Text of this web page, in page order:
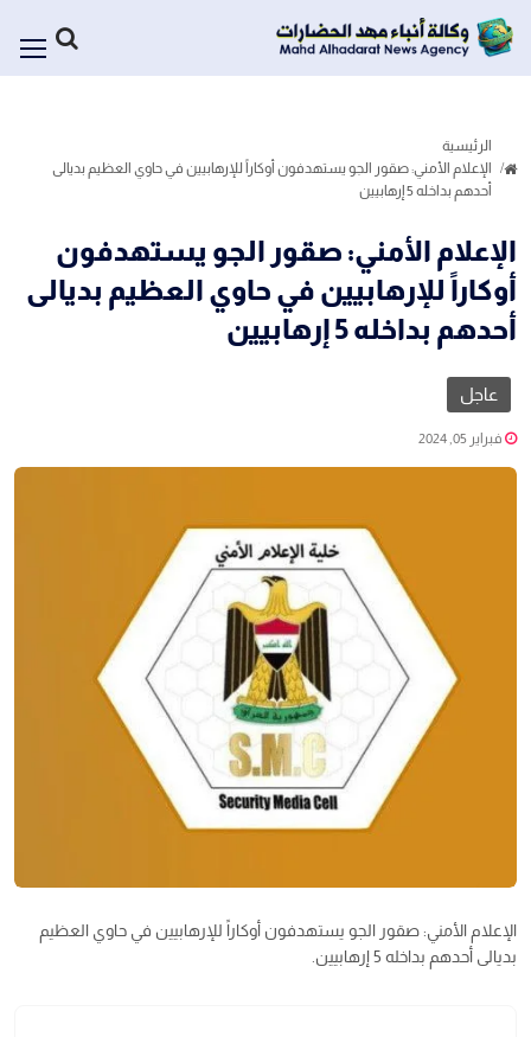
الرئيسية
الإعلام الأمني: صقور الجو يستهدفون أوكاراً للإرهابيين في حاوي العظيم بديالى
أحدهم بداخله 5 إرهابيين
الإعلام الأمني: صقور الجو يستهدفون
أوكاراً للإرهابيين في حاوي العظيم بديالى
أحدهم بداخله 5 إرهابيين
عاجل
فبراير 05, 2024
الإعلام الأمني: صقور الجو يستهدفون أوكاراً للإرهابيين في حاوي العظيم
بديالى أحدهم بداخله 5 إرهابيين.